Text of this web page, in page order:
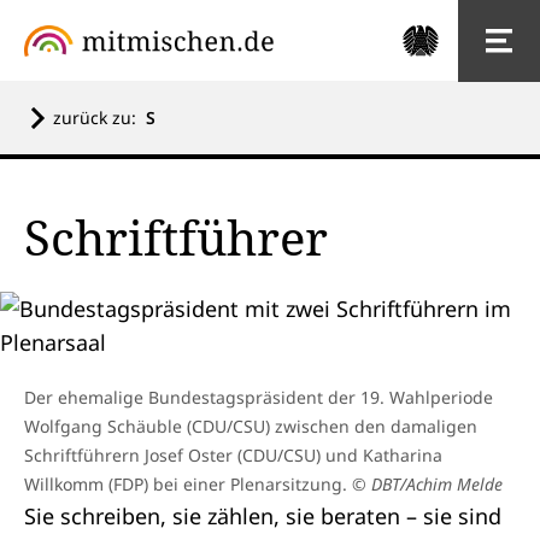
zurück zu: S
Schriftführer
Der ehemalige Bundestagspräsident der 19. Wahlperiode
Wolfgang Schäuble (CDU/CSU) zwischen den damaligen
Schriftführern Josef Oster (CDU/CSU) und Katharina
Willkomm (FDP) bei einer Plenarsitzung. © DBT/Achim Melde
Sie schreiben, sie zählen, sie beraten – sie sind